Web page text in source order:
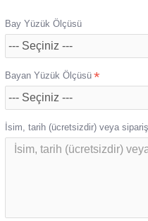
Bay Yüzük Ölçüsü
Bayan Yüzük Ölçüsü
İsim, tarih (ücretsizdir) veya